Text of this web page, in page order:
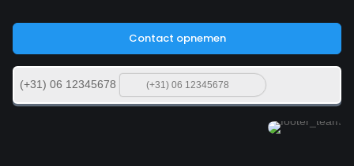
Contact opnemen
(+31) 06 12345678